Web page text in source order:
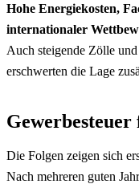
Hohe Energiekosten,
internationaler
Auch steigende Zölle
erschwerten die Lage
Die Folgen zeigen sich
Nach mehreren guten